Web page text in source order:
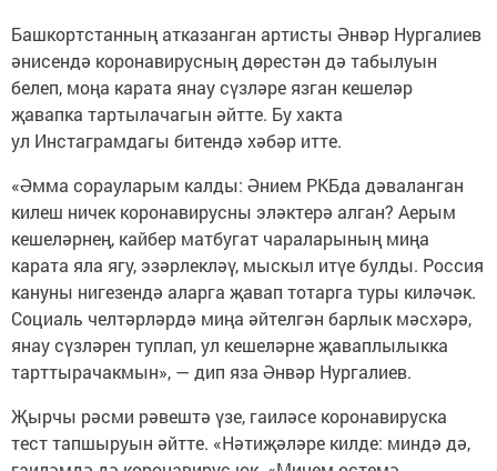
Башкортстанның атказанган артисты Әнвәр Нургалиев
әнисендә коронавирусның дөрестән дә табылуын
белеп, моңа карата янау сүзләре язган кешеләр
җавапка тартылачагын әйтте. Бу хакта
ул Инстаграмдагы битендә хәбәр итте.
«Әмма сорауларым калды: Әнием РКБда дәваланган
килеш ничек коронавирусны эләктерә алган? Аерым
кешеләрнең, кайбер матбугат чараларының миңа
карата яла ягу, эзәрлекләү, мыскыл итүе булды. Россия
кануны нигезендә аларга җавап тотарга туры киләчәк.
Социаль челтәрләрдә миңа әйтелгән барлык мәсхәрә,
янау сүзләрен туплап, ул кешеләрне җаваплылыкка
тарттырачакмын», — дип яза Әнвәр Нургалиев.
Җырчы рәсми рәвештә үзе, гаиләсе коронавируска
тест тапшыруын әйтте. «Нәтиҗәләре килде: миндә дә,